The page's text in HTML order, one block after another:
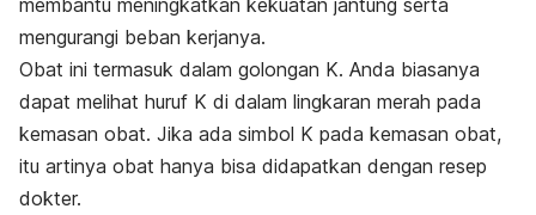
membantu meningkatkan kekuatan jantung serta
mengurangi beban kerjanya.
Obat ini termasuk dalam golongan K. Anda biasanya
dapat melihat huruf K di dalam lingkaran merah pada
kemasan obat. Jika ada simbol K pada kemasan obat,
itu artinya obat hanya bisa didapatkan dengan resep
dokter.